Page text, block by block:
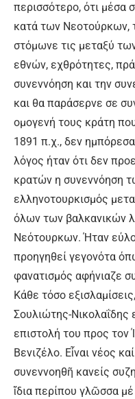
περισσότερο, ότι μέσα
κατά των Νεοτούρκων,
στόμωνε τις μεταξύ
εθνών, εχθρότητες,
συνεννόηση και την
και θα παράσερνε σε
ομογενή τους κράτη
1891 π.χ., δεν
λόγος ήταν ότι δεν
κρατών η συνεννόηση
ελληνοτουρκισμός
όλων των βαλκανικών
Νεότουρκων. Ήταν
προηγηθεί γεγονότα
φανατισμός αφήνιαζε
Κάθε τόσο
Σουλιώτης-Νικολαΐδης
επιστολή του προς τον
Βενιζέλο. Εἶναι νέος
συνεννοηθῆ κανείς
ἴδια περίπου γλῶσσα